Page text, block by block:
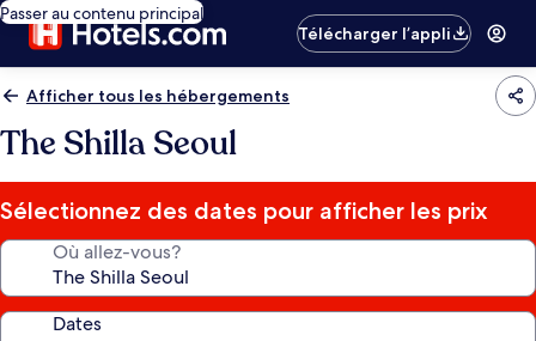
Passer au contenu principal
Télécharger l’appli
Afficher tous les hébergements
The Shilla Seoul
Sélectionnez des dates pour afficher les prix
Où allez-vous?
Dates